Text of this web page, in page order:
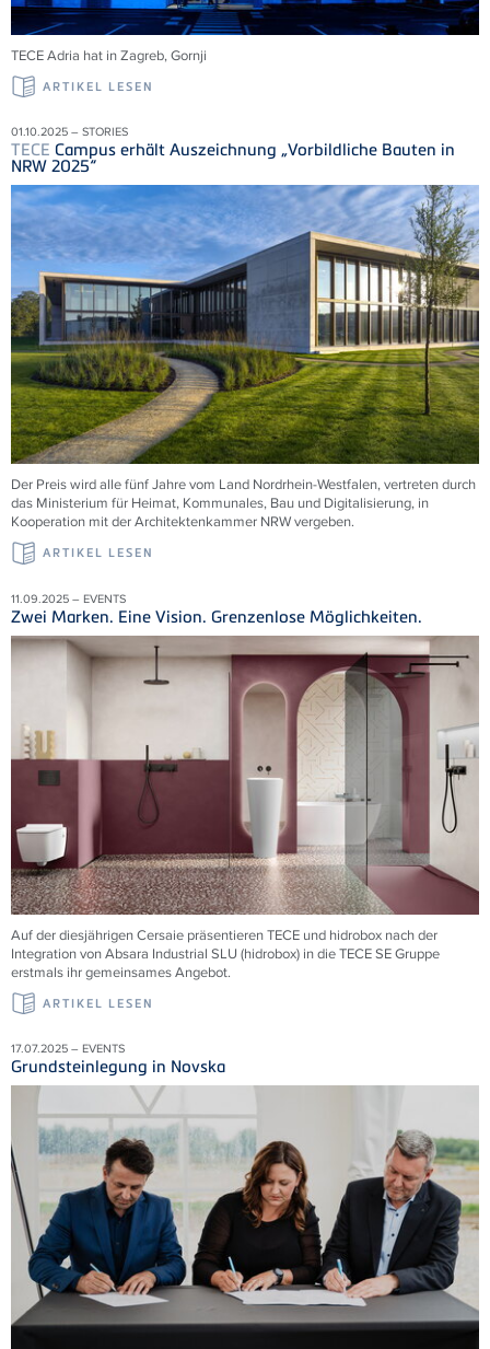
TECEAdria hat in Zagreb,Gornji
ARTIKEL LESEN
01.10.2025 – STORIES
TECE Campus erhält Auszeichnung „Vorbildliche Bauten in
NRW 2025“
Der Preis wird alle fünf Jahre vom Land Nordrhein-Westfalen, vertreten durch
das Ministerium für Heimat, Kommunales, Bau und Digitalisierung, in
Kooperation mit der Architektenkammer NRW vergeben.
ARTIKEL LESEN
11.09.2025 – EVENTS
Zwei Marken. Eine Vision. Grenzenlose Möglichkeiten.
Auf der diesjährigen Cersaie präsentieren TECE und hidrobox nach der
Integration von Absara Industrial SLU (hidrobox) in die TECE SE Gruppe
erstmals ihr gemeinsames Angebot.
ARTIKEL LESEN
17.07.2025 – EVENTS
Grundsteinlegung in Novska